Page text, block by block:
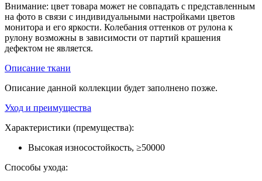
Внимание: цвет товара может не совпадать с представленным
на фото в связи с индивидуальными настройками цветов
монитора и его яркости. Колебания оттенков от рулона к
рулону возможны в зависимости от партий крашения
дефектом не является.
Описание ткани
Описание данной коллекции будет заполнено позже.
Уход и преимущества
Характеристики (премущества):
Высокая износостойкость, ≥50000
Способы ухода: